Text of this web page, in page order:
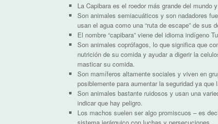
La Capibara es el roedor más grande del mundo
Son animales semiacuáticos y son nadadores
usan el agua como una “ruta de escape” de sus
El nombre “capibara” viene del idioma indígeno
Son animales coprófagos, lo que significa que
nutrición de su comida y ayudar a digerir la
masticar su comida.
Son mamíferos altamente sociales y viven en
posiblemente para aumentar la seguridad ya
Son animales bastante ruidosos y usan una
indicar que hay peligro.
Los machos suelen ser algo promiscuos – es